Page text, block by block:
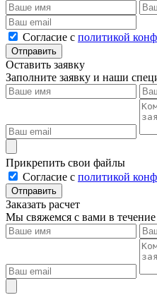
Cогласие с политикой
Отправить
Оставить заявку
Заполните заявку и наши
Прикрепить свои файлы
Cогласие с политикой
Отправить
Заказать расчет
Мы свяжемся с вами в